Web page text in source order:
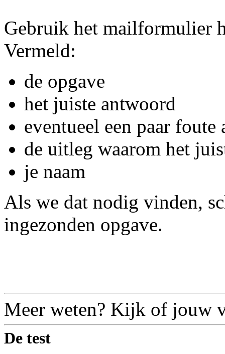
Gebruik het mailformulier
Vermeld:
de opgave
het juiste antwoord
eventueel een paar
de uitleg waarom het
je naam
Als we dat nodig vinden,
ingezonden opgave.
Meer weten? Kijk of jouw
De test